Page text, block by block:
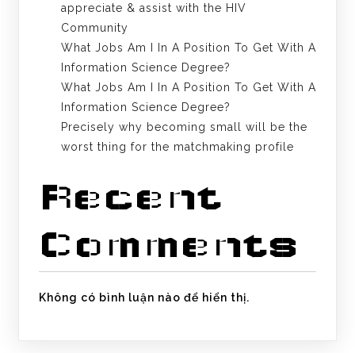
appreciate & assist with the HIV
Community
What Jobs Am I In A Position To Get With A
Information Science Degree?
What Jobs Am I In A Position To Get With A
Information Science Degree?
Precisely why becoming small will be the
worst thing for the matchmaking profile
Recent
Comments
Không có bình luận nào để hiển thị.